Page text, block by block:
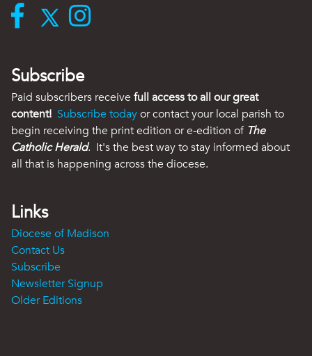
Subscribe
Paid subscribers receive full access to all our great
content! Subscribe todayor contact your local parish to
begin receiving the print edition or e-edition of The
Catholic Herald. It's the best way to stay informed about
all that is happening across the diocese.
Links
Diocese of Madison
Contact Us
Subscribe
Newsletter Signup
Older Editions